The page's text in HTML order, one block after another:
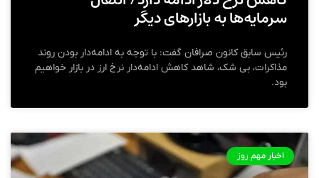
سرمایه‌ها به بازارهای دیگر
رئیس سابق کانون صرافان گفت: ‌با توجه به ادامه‌دار بودن روند
مذاکرات، بی شک، شاهد کاهش ادامه‌دار نرخ ارز در بازار خواهیم
بود.
اخبار مهم روز